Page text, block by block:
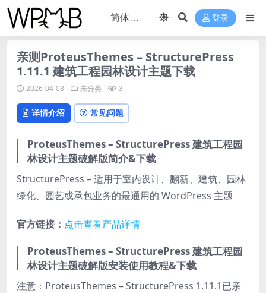
登录
亲测ProteusThemes – StructurePress
1.11.1 建筑工程园林设计主题下载
2026-04-03 未分类 3
详情介绍 常见问题
ProteusThemes – StructurePress 建筑工程园
林设计主题破解版简介&下载
StructurePress – 适用于室内设计、翻新、建筑、园林
绿化、园艺或承包业务的最通用的 WordPress 主题
官方链接： 点击查看产品详情
ProteusThemes – StructurePress 建筑工程园
林设计主题破解版安装使用教程&下载
注意：ProteusThemes – StructurePress 1.11.1已亲